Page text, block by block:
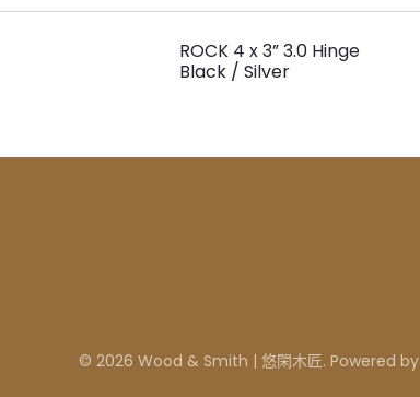
ROCK 4 x 3” 3.0 Hinge
Black / Silver
© 2026 Wood & Smith | 悠閑木匠. Powered by